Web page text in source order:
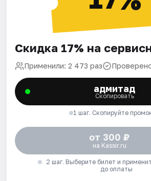
Скидка 17% на
Применили: 2 473 раз
адмитад
Скопировать
1 шаг. Скопируйте
от 300 ₽
на Kassir.ru
2 шаг. Выберите билет и
до оплаты